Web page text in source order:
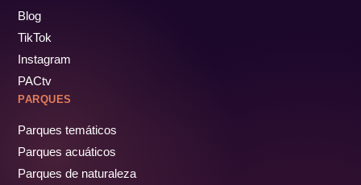
Mountain Rafting
Floßfahrt
Blog
TikTok
Instagram
PACtv
PARQUES
Parques temáticos
Parques acuáticos
Parques de naturaleza